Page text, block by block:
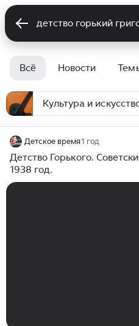
Всё Новости
Культура и
Детское время1 год
Детство Горького.
1938 год.